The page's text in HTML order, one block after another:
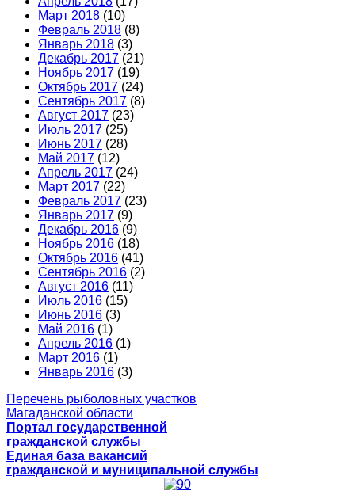
Март 2018 (10)
Февраль 2018 (8)
Январь 2018 (3)
Декабрь 2017 (21)
Ноябрь 2017 (19)
Октябрь 2017 (24)
Сентябрь 2017 (8)
Август 2017 (23)
Июль 2017 (25)
Июнь 2017 (28)
Май 2017 (12)
Апрель 2017 (24)
Март 2017 (22)
Февраль 2017 (23)
Январь 2017 (9)
Декабрь 2016 (9)
Ноябрь 2016 (18)
Октябрь 2016 (41)
Сентябрь 2016 (2)
Август 2016 (11)
Июль 2016 (15)
Июнь 2016 (3)
Май 2016 (1)
Апрель 2016 (1)
Март 2016 (1)
Январь 2016 (3)
Перечень рыболовных участков
Магаданской области
Портал государственной
гражданской службы
Единая база вакансий
гражданской и муниципальной службы